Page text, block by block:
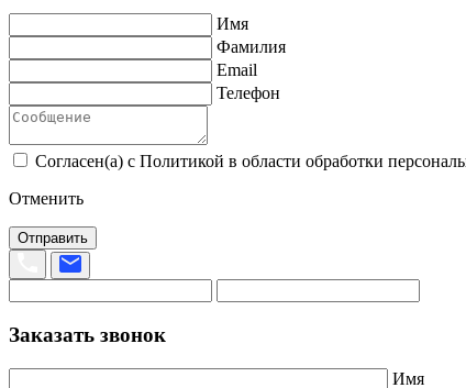
Имя
Фамилия
Email
Телефон
Согласен(а) с Политикой в области обработки
Отменить
Отправить
Заказать звонок
Имя